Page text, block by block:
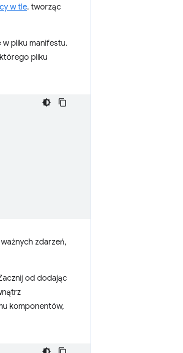
w tle. tworząc
pliku manifestu.
pliku
zdarzeń,
od dodając
komponentów,